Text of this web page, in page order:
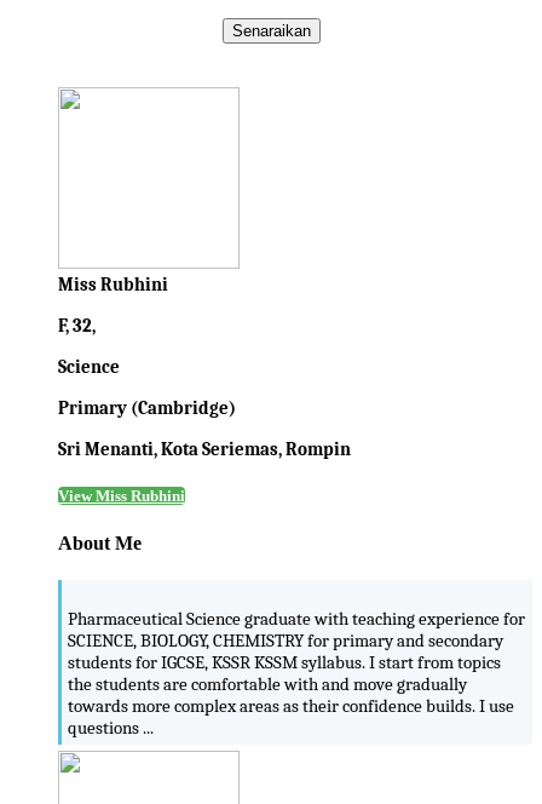
Senaraikan
Miss Rubhini
F, 32,
Science
Primary (Cambridge)
Sri Menanti, Kota Seriemas, Rompin
View Miss Rubhini
About Me
Pharmaceutical Science graduate with teaching experience for
SCIENCE, BIOLOGY, CHEMISTRY for primary and secondary
students for IGCSE, KSSR KSSM syllabus. I start from topics
the students are comfortable with and move gradually
towards more complex areas as their confidence builds. I use
questions ...